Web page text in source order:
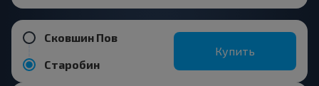
Сковшин Пов
Старобин
Купить